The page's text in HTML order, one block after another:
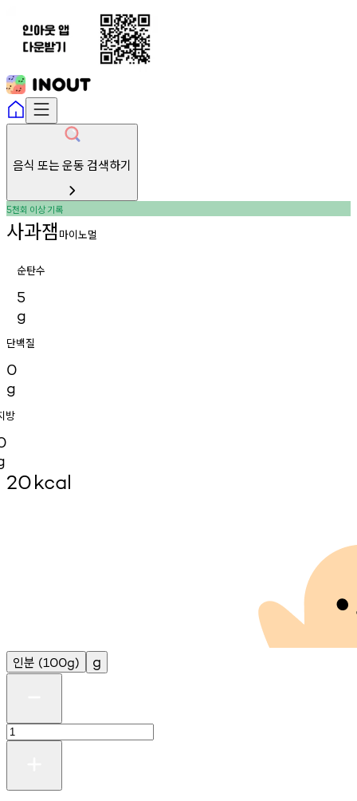
음식 또는 운동 검색하기
5천회 이상기록
사과잼 마이노멀
순탄수
5
g
단백질
0
g
방
20kcal
인분 (100g) g